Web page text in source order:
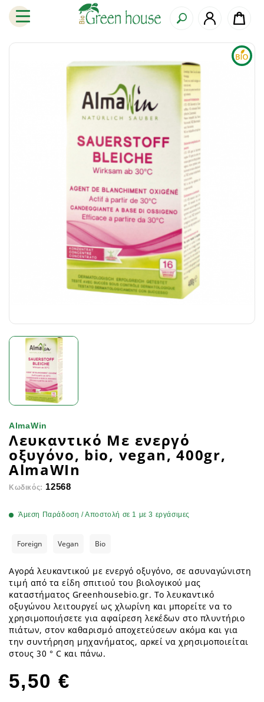
AlmaWin
Λευκαντικό Με ενεργό
οξυγόνο, bio, vegan, 400gr,
AlmaWIn
Κωδικός: 12568
Άμεση Παράδοση / Αποστολή σε 1 με 3 εργάσιμες
Foreign Vegan Bio
Αγορά λευκαντικού με ενεργό οξυγόνο, σε ασυναγώνιστη
τιμή από τα είδη σπιτιού του βιολογικού μας
καταστήματος Greenhousebio.gr. Το λευκαντικό
οξυγώνου λειτουργεί ως χλωρίνη και μπορείτε να το
χρησιμοποιήσετε για αφαίρεση λεκέδων στο πλυντήριο
πιάτων, στον καθαρισμό αποχετεύσεων ακόμα και για
την συντήρηση μηχανήματος, αρκεί να χρησιμοποιείται
στους 30 ° C και πάνω.
5,50 €